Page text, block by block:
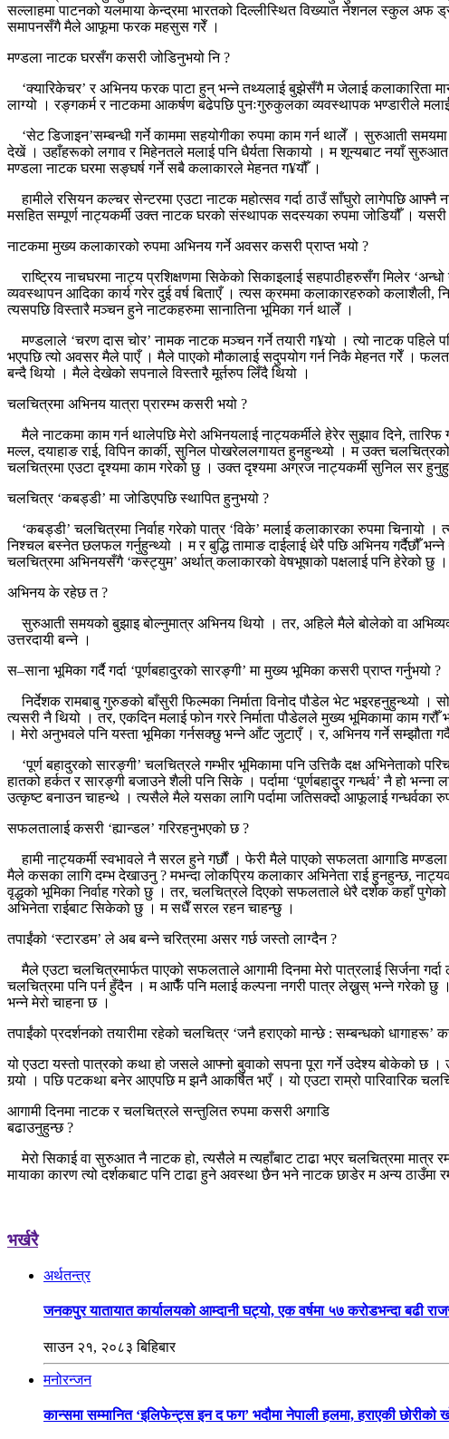
सल्लाहमा पाटनको यलमाया केन्द्रमा भारतको दिल्लीस्थित विख्यात नेशनल स्कुल अफ
समापनसँगै मैले आफूमा फरक महसुस गरेँ ।
मण्डला नाटक घरसँग कसरी जोडिनुभयो नि ?
‘क्यारिकेचर’ र अभिनय फरक पाटा हुन् भन्ने तथ्यलाई बुझेसँगै म जेलाई कलाकारिता
लाग्यो । रङ्गकर्म र नाटकमा आकर्षण बढेपछि पुनःगुरुकुलका व्यवस्थापक भण्डारीले
‘सेट डिजाइन’सम्बन्धी गर्ने काममा सहयोगीका रुपमा काम गर्न थालेँ । सुरुआती
देखें । उहाँहरूको लगाव र मिहेनतले मलाई पनि धैर्यता सिकायो । म शून्यबाट नयाँ सुरुआत
मण्डला नाटक घरमा सङ्घर्ष गर्ने सबै कलाकारले मेहनत ग¥यौँ ।
हामीले रसियन कल्चर सेन्टरमा एउटा नाटक महोत्सव गर्दा ठाउँ साँघुरो लागेपछि
मसहित सम्पूर्ण नाट्यकर्मी उक्त नाटक घरको संस्थापक सदस्यका रुपमा जोडियौँ ।
नाटकमा मुख्य कलाकारको रुपमा अभिनय गर्ने अवसर कसरी प्राप्त भयो ?
राष्ट्रिय नाचघरमा नाट्य प्रशिक्षणमा सिकेको सिकाइलाई सहपाठीहरुसँग मिलेर
व्यवस्थापन आदिका कार्य गरेर दुई वर्ष बिताएँ । त्यस क्रममा कलाकारहरुको कलाशैली,
त्यसपछि विस्तारै मञ्चन हुने नाटकहरुमा सानातिना भूमिका गर्न थालेँ ।
मण्डलाले ‘चरण दास चोर’ नामक नाटक मञ्चन गर्ने तयारी ग¥यो । त्यो नाटक पहिले
भएपछि त्यो अवसर मैले पाएँ । मैले पाएको मौकालाई सदुपयोग गर्न निकै मेहनत गरेँ ।
बन्दै थियो । मैले देखेको सपनाले विस्तारै मूर्तरुप लिँदै थियो ।
चलचित्रमा अभिनय यात्रा प्रारम्भ कसरी भयो ?
मैले नाटकमा काम गर्न थालेपछि मेरो अभिनयलाई नाट्यकर्मीले हेरेर सुझाव दिने,
मल्ल, दयाहाङ राई, विपिन कार्की, सुनिल पोखरेललगायत हुनहुन्थ्यो । म उक्त
चलचित्रमा एउटा दृश्यमा काम गरेको छु । उक्त दृश्यमा अग्रज नाट्यकर्मी सुनिल सर
चलचित्र ‘कबड्डी’ मा जोडिएपछि स्थापित हुनुभयो ?
‘कबड्डी’ चलचित्रमा निर्वाह गरेको पात्र ‘विके’ मलाई कलाकारका रुपमा चिनायो
निश्चल बस्नेत छलफल गर्नुहुन्थ्यो । म र बुद्धि तामाङ दाईलाई धेरै पछि अभिनय गर्दैछौँ
चलचित्रमा अभिनयसँगै ‘कस्ट्युम’ अर्थात् कलाकारको वेषभूषाको पक्षलाई पनि हेरेको छु
अभिनय के रहेछ त ?
सुरुआती समयको बुझाइ बोल्नुमात्र अभिनय थियो । तर, अहिले मैले बोलेको वा
उत्तरदायी बन्ने ।
स–साना भूमिका गर्दै गर्दा ‘पूर्णबहादुरको सारङ्गी’ मा मुख्य भूमिका कसरी प्राप्त गर्नुभयो ?
निर्देशक रामबाबु गुरुङको बाँसुरी फिल्मका निर्माता विनोद पौडेल भेट भइरहनुहुन्थ्यो
त्यसरी नै थियो । तर, एकदिन मलाई फोन गररे निर्माता पौडेलले मुख्य भूमिकामा काम
। मेरो अनुभवले पनि यस्ता भूमिका गर्नसक्छु भन्ने आँट जुटाएँ । र, अभिनय गर्ने सम्झौता
‘पूर्ण बहादुरको सारङ्गी’ चलचित्रले गम्भीर भूमिकामा पनि उत्तिकै दक्ष अभिनेताको
हातको हर्कत र सारङ्गी बजाउने शैली पनि सिके । पर्दामा ‘पूर्णबहादुर गन्धर्व’ नै हो
उत्कृष्ट बनाउन चाहन्थे । त्यसैले मैले यसका लागि पर्दामा जतिसक्दो आफूलाई गन्धर्वका
सफलतालाई कसरी ‘ह्यान्डल’ गरिरहनुभएको छ ?
हामी नाट्यकर्मी स्वभावले नै सरल हुने गर्छौं । फेरी मैले पाएको सफलता आगाडि
मैले कसका लागि दम्भ देखाउनु ? मभन्दा लोकप्रिय कलाकार अभिनेता राई हुनहुन्छ,
वृद्धको भूमिका निर्वाह गरेको छु । तर, चलचित्रले दिएको सफलताले धेरै दर्शक कहाँ
अभिनेता राईबाट सिकेको छु । म सधैँ सरल रहन चाहन्छु ।
तपाईंको ‘स्टारडम’ ले अब बन्ने चरित्रमा असर गर्छ जस्तो लाग्दैन ?
मैले एउटा चलचित्रमार्फत पाएको सफलताले आगामी दिनमा मेरो पात्रलाई सिर्जना
चलचित्रमा पनि पर्न हुँदैन । म आफैँ पनि मलाई कल्पना नगरी पात्र लेख्नुस् भन्ने गरेको
भन्ने मेरो चाहना छ ।
तपाईंको प्रदर्शनको तयारीमा रहेको चलचित्र ‘जनै हराएको मान्छे : सम्बन्धको धागाहरू’
यो एउटा यस्तो पात्रको कथा हो जसले आफ्नो बुवाको सपना पूरा गर्ने उदेश्य
गर्‍यो । पछि पटकथा बनेर आएपछि म झनै आकर्षित भएँ । यो एउटा राम्रो पारिवारिक
आगामी दिनमा नाटक र चलचित्रले सन्तुलित रुपमा कसरी अगाडि
बढाउनुहुन्छ ?
मेरो सिकाई वा सुरुआत नै नाटक हो, त्यसैले म त्यहाँबाट टाढा भएर चलचित्रमा मात्र
मायाका कारण त्यो दर्शकबाट पनि टाढा हुने अवस्था छैन भने नाटक छाडेर म अन्य
भर्खरै
अर्थतन्त्र
जनकपुर यातायात कार्यालयको आम्दानी घट्यो, एक वर्षमा ५७ करोडभन्दा बढी
साउन २१, २०८३ बिहिबार
मनोरन्जन
कान्समा सम्मानित ‘इलिफेन्ट्स इन द फग’ भदौमा नेपाली हलमा, हराएकी